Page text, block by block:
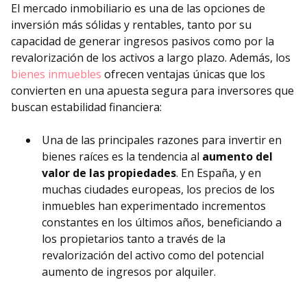
El mercado inmobiliario es una de las opciones de
inversión más sólidas y rentables, tanto por su
capacidad de generar ingresos pasivos como por la
revalorización de los activos a largo plazo. Además, los
bienes inmuebles ofrecen ventajas únicas que los
convierten en una apuesta segura para inversores que
buscan estabilidad financiera:
Una de las principales razones para invertir en
bienes raíces es la tendencia al aumento del
valor de las propiedades. En España, y en
muchas ciudades europeas, los precios de los
inmuebles han experimentado incrementos
constantes en los últimos años, beneficiando a
los propietarios tanto a través de la
revalorización del activo como del potencial
aumento de ingresos por alquiler.